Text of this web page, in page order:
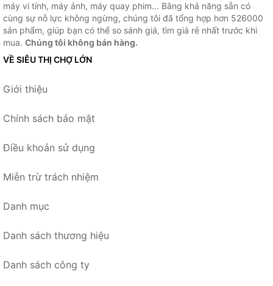
máy vi tính, máy ảnh, máy quay phim... Bằng khả năng sẵn có
cùng sự nỗ lực không ngừng, chúng tôi đã tổng hợp hơn 526000
sản phẩm, giúp bạn có thể so sánh giá, tìm giá rẻ nhất trước khi
mua. Chúng tôi không bán hàng.
VỀ SIÊU THỊ CHỢ LỚN
Giới thiệu
Chính sách bảo mật
Điều khoản sử dụng
Miễn trừ trách nhiệm
Danh mục
Danh sách thương hiệu
Danh sách công ty